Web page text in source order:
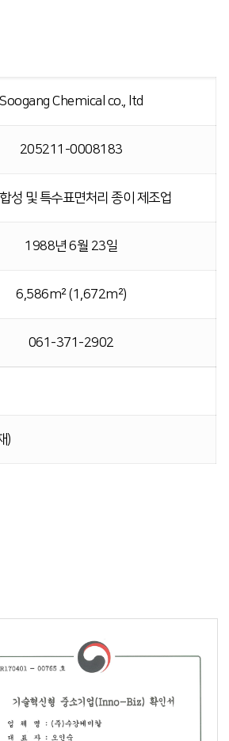
Soogang Chemical co., ltd
205211-0008183
성 및 특수표면처리 종이 제조업
1988년 6월 23일
6,586m² (1,672m²)
061-371-2902
)